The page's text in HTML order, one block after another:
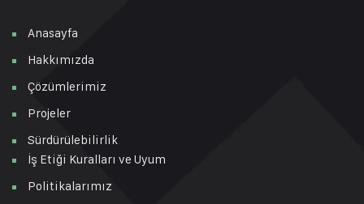
Anasayfa
Hakkımızda
Çözümlerimiz
Projeler
Sürdürülebilirlik
İş Etiği Kuralları ve Uyum
Politikalarımız